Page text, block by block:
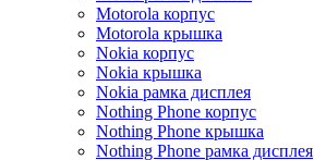
Motorola корпус
Motorola крышка
Nokia корпус
Nokia крышка
Nokia рамка дисплея
Nothing Phone корпус
Nothing Phone крышка
Nothing Phone рамка дисплея